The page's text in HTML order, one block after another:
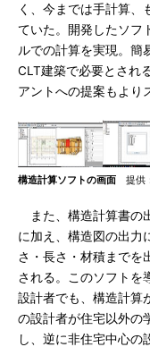
く、今までは手計算、
ていた。開発したソフ
ルでの計算を実現。簡
CLT建築で必要とされ
アントへの提案もより
構造計算ソフトの画面 提供
また、構造計算書の
に加え、構造図の出力
さ・長さ・材積までを
される。このソフトを
設計者でも、構造計算
の設計者が住宅以外の
し、逆に非住宅中心の